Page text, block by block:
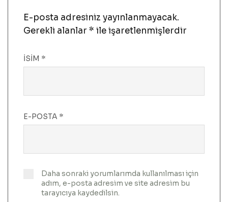
E-posta adresiniz yayınlanmayacak.
Gerekli alanlar * ile işaretlenmişlerdir
İSIM *
E-POSTA *
Daha sonraki yorumlarımda kullanılması için
adım, e-posta adresim ve site adresim bu
tarayıcıya kaydedilsin.